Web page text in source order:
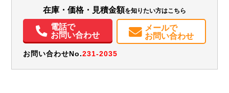
バックモニター在庫・価格・見積金額を知りたい方はこちら
電話で
お問い合わせ
メールで
お問い合わせ
お問い合わせNo.231-2035